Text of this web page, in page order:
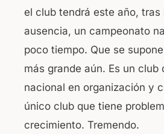
el club tendrá este año, tras
ausencia, un campeonato
poco tiempo. Que se
más grande aún. Es un club
nacional en organización y
único club que tiene
crecimiento. Tremendo.